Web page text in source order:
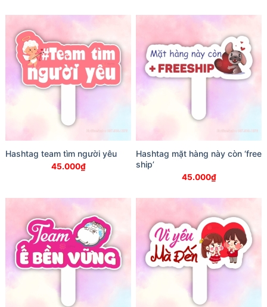
Hashtag team tìm người yêu
45.000₫
Hashtag mặt hàng này còn ‘free
ship’
45.000₫